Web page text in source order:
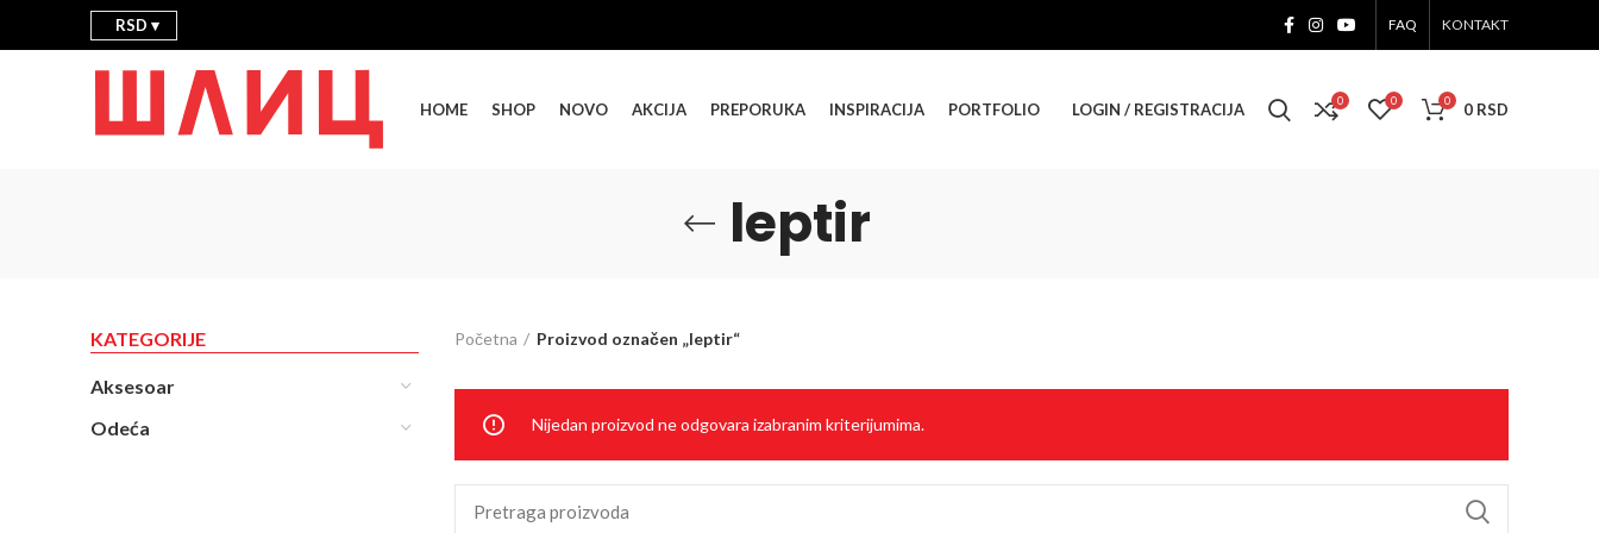
RSD FAQ KONTAKT
HOME SHOP NOVO AKCIJA PREPORUKA INSPIRACIJA PORTFOLIO LOGIN / REGISTRACIJA 0 0 0 0 RSD
leptir
KATEGORIJE
Aksesoar
Odeća
Početna Proizvod označen „leptir“
Nijedan proizvod ne odgovara izabranim kriterijumima.